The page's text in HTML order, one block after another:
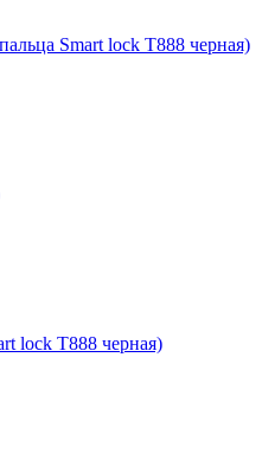
Smart lock T888 черная)
lock T888 черная)